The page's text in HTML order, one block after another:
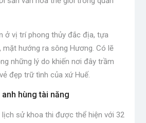
ở vị trí phong thủy đắc địa, tựa
mặt hướng ra sông Hương. Có lẽ
những lý do khiến nơi đây trầm
đẹp trữ tình của xứ Huế.
hùng tài năng
lịch sử khoa thi được thể hiện với 32